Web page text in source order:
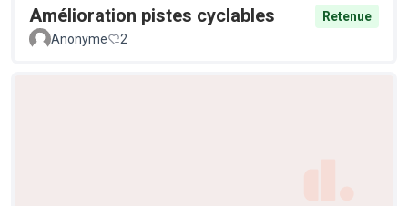
Amélioration pistes cyclables
Retenue
Anonyme
2